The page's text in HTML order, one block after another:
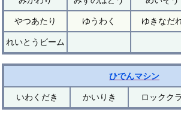
やつあたり ゆうわく ゆきなだ
れいとうビーム
ひでんマシン
いわくだき かいりき ロックク